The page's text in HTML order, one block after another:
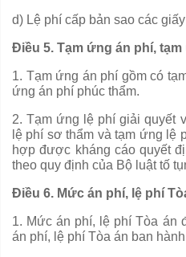
d) Lệ phí cấp bản sao các
Điều 5. Tạm ứng án phí,
1. Tạm ứng án phí gồm có
ứng án phí phúc thẩm.
2. Tạm ứng lệ phí giải quyết
lệ phí sơ thẩm và tạm ứng lệ
hợp được kháng cáoquyết
theo quy định của Bộ luật tố
Điều 6. Mức án phí, lệ phí
1. Mức án phí, lệ phí Tòa án
án phí, lệ phí Tòa án ban